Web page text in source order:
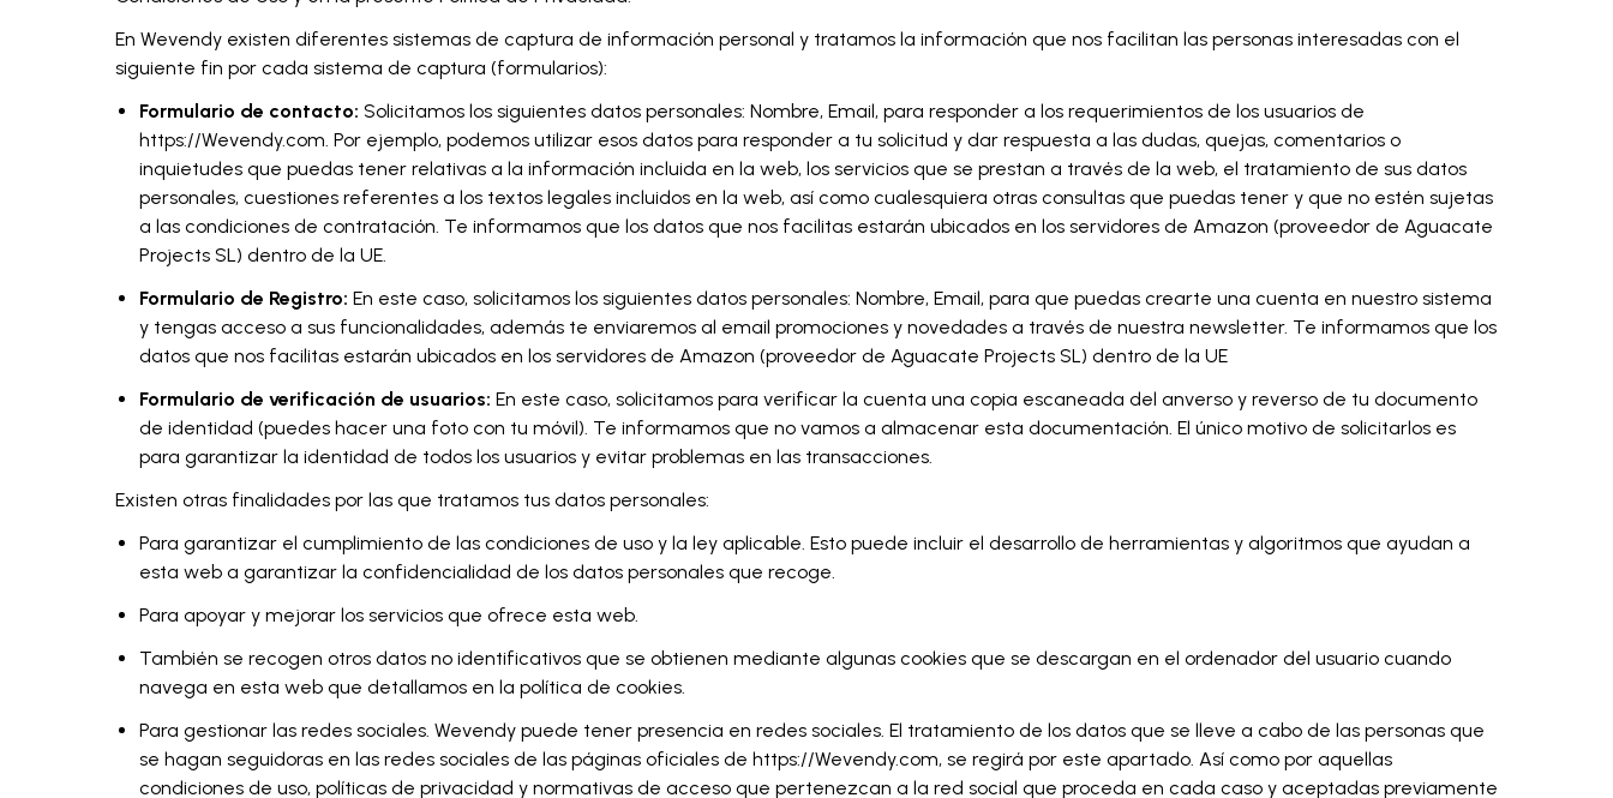
En Wevendy existen diferentes sistemas de captura de información personal y tratamos la información que nos facilitan las personas interesadas con el
siguiente fin por cada sistema de captura (formularios):
Formulario de contacto: Solicitamos los siguientes datos personales: Nombre, Email, para responder a los requerimientos de los usuarios de
https://Wevendy.com. Por ejemplo, podemos utilizar esos datos para responder a tu solicitud y dar respuesta a las dudas, quejas, comentarios o
inquietudes que puedas tener relativas a la información incluida en la web, los servicios que se prestan a través de la web, el tratamiento de sus datos
personales, cuestiones referentes a los textos legales incluidos en la web, así como cualesquiera otras consultas que puedas tener y que no estén sujetas
a las condiciones de contratación. Te informamos que los datos que nos facilitas estarán ubicados en los servidores de Amazon (proveedor de Aguacate
Projects SL) dentro de la UE.
Formulario de Registro: En este caso, solicitamos los siguientes datos personales: Nombre, Email, para que puedas crearte una cuenta en nuestro sistema
y tengas acceso a sus funcionalidades, además te enviaremos al email promociones y novedades a través de nuestra newsletter. Te informamos que los
datos que nos facilitas estarán ubicados en los servidores de Amazon (proveedor de Aguacate Projects SL) dentro de la UE
Formulario de verificación de usuarios: En este caso, solicitamos para verificar la cuenta una copia escaneada del anverso y reverso de tu documento
de identidad (puedes hacer una foto con tu móvil). Te informamos que no vamos a almacenar esta documentación. El único motivo de solicitarlos es
para garantizar la identidad de todos los usuarios y evitar problemas en las transacciones.
Existen otras finalidades por las que tratamos tus datos personales:
Para garantizar el cumplimiento de las condiciones de uso y la ley aplicable. Esto puede incluir el desarrollo de herramientas y algoritmos que ayudan a
esta web a garantizar la confidencialidad de los datos personales que recoge.
Para apoyar y mejorar los servicios que ofrece esta web.
También se recogen otros datos no identificativos que se obtienen mediante algunas cookies que se descargan en el ordenador del usuario cuando
navega en esta web que detallamos en la política de cookies.
Para gestionar las redes sociales. Wevendy puede tener presencia en redes sociales. El tratamiento de los datos que se lleve a cabo de las personas que
se hagan seguidoras en las redes sociales de las páginas oficiales de https://Wevendy.com, se regirá por este apartado. Así como por aquellas
condiciones de uso, políticas de privacidad y normativas de acceso que pertenezcan a la red social que proceda en cada caso y aceptadas previamente